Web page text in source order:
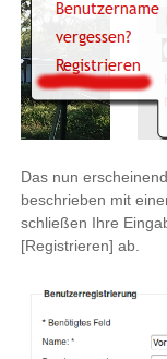
Das nun
beschrieben mit
schließen Ihre
[Registrieren] ab.